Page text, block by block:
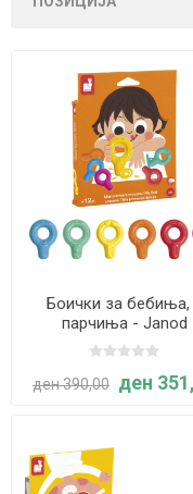
Боички за бебиња,
парчиња - Janod
ден 390,00 ден